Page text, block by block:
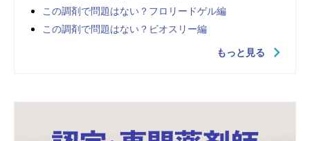
この調剤で問題はない？フロリードゲル編
この調剤で問題はない？ビオスリー編
もっと見る